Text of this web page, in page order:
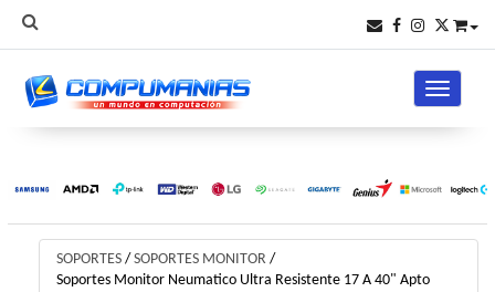
Toggle
SOPORTES / SOPORTES MONITOR /
Soportes Monitor Neumatico Ultra Resistente 17 A 40" Apto